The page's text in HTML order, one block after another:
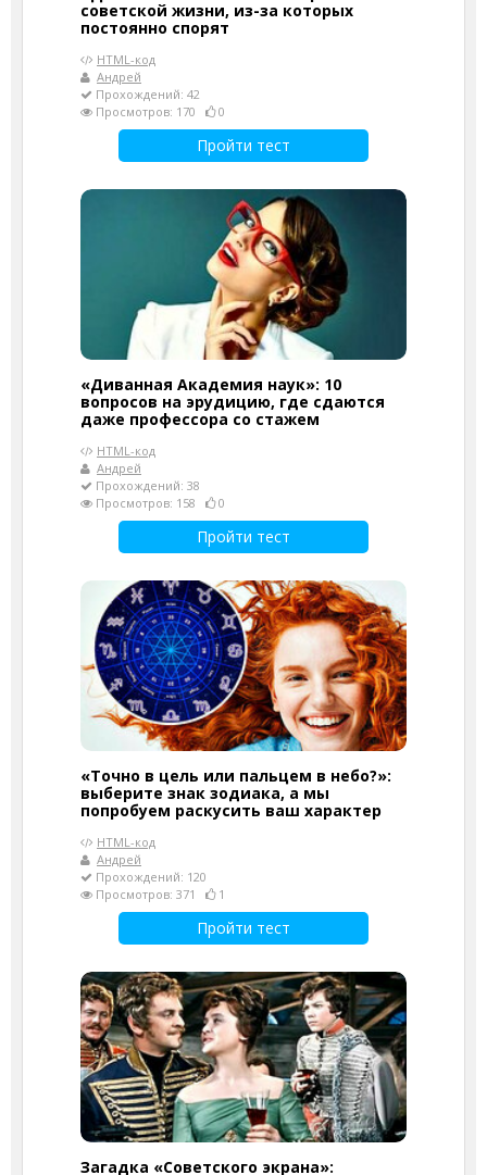
советской жизни, из-за которых
постоянно спорят
HTML-код
Андрей
Прохождений: 42
Просмотров: 170
0
Пройти тест
«Диванная Академия наук»: 10
вопросов на эрудицию, где сдаются
даже профессора со стажем
HTML-код
Андрей
Прохождений: 38
Просмотров: 158
0
Пройти тест
«Точно в цель или пальцем в небо?»:
выберите знак зодиака, а мы
попробуем раскусить ваш характер
HTML-код
Андрей
Прохождений: 120
Просмотров: 371
1
Пройти тест
Загадка «Советского экрана»: